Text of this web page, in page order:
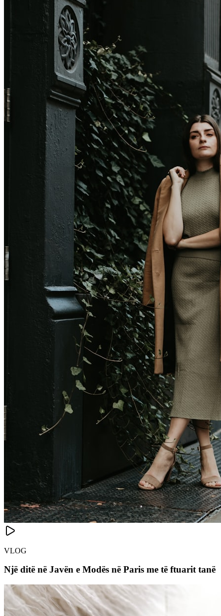
VLOG
Një ditë në Javën e Modës në Paris me të ftuarit tanë